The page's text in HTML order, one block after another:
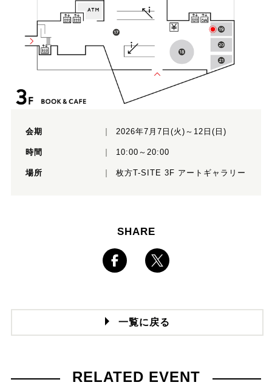
会期 2026年7月7日(火)～12日(日)
時間 10:00～20:00
場所 枚方T-SITE 3F アートギャラリー
SHARE
一覧に戻る
RELATED EVENT